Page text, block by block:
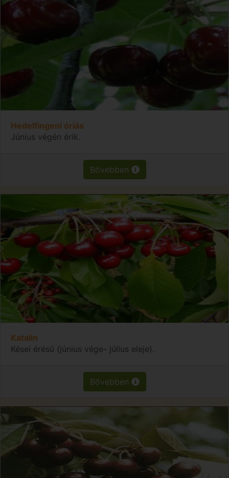
Hedelfingeni óriás
Június végén érik.
Bővebben
Katalin
Kései érésű (június vége- július eleje).
Bővebben